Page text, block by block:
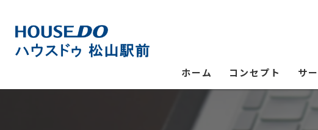
ホーム コンセプト サ